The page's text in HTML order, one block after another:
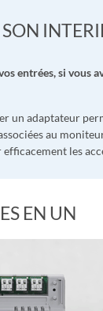
SON
entrées, si vous
un adaptateur
au
les
EN UN